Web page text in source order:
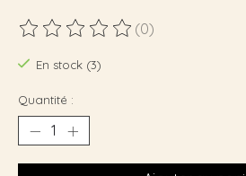
Ce produit est évalué à
(0)
En stock (3)
Quantité :